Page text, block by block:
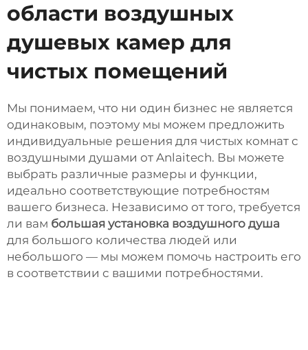
области воздушных
душевых камер для
чистых помещений
Мы понимаем, что ни один бизнес не является
одинаковым, поэтому мы можем предложить
индивидуальные решения для чистых комнат с
воздушными душами от Anlaitech. Вы можете
выбрать различные размеры и функции,
идеально соответствующие потребностям
вашего бизнеса. Независимо от того, требуется
ли вам большая установка воздушного душа
для большого количества людей или
небольшого — мы можем помочь настроить его
в соответствии с вашими потребностями.